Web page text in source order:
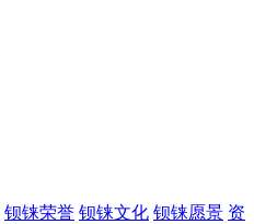
钡铼荣誉 钡铼文化 钡铼愿景 资